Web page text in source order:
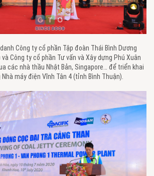
Công ty cổ phần Tập đoàn Thái Bình Dương
Công ty cổ phần Tư vấn và Xây dựng Phú Xuân
các nhà thầu Nhật Bản, Singapore… để triển khai
máy điện Vĩnh Tân 4 (tỉnh Bình Thuận).